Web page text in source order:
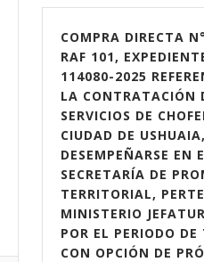
COMPRA DIRECTA
RAF 101,
114080-2025
LA CONTRATACIÓN
SERVICIOS DE
CIUDAD DE
DESEMPEÑARSE EN
SECRETARÍA DE
TERRITORIAL,
MINISTERIO
POR EL PERIODO
CON OPCIÓN DE